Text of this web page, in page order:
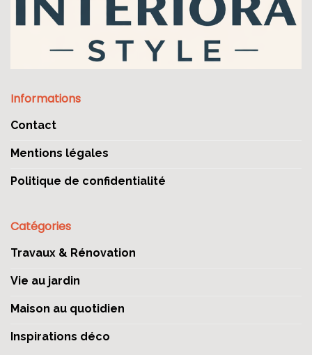
Informations
Contact
Mentions légales
Politique de confidentialité
Catégories
Travaux & Rénovation
Vie au jardin
Maison au quotidien
Inspirations déco